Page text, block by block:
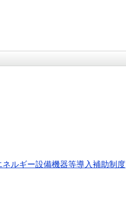
ルギー設備機器等導入補助制度